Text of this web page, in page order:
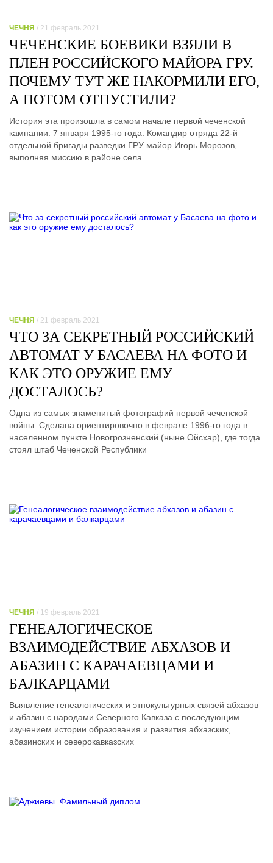
ЧЕЧНЯ / 21 февраль 2021
ЧЕЧЕНСКИЕ БОЕВИКИ ВЗЯЛИ В
ПЛЕН РОССИЙСКОГО МАЙОРА ГРУ.
ПОЧЕМУ ТУТ ЖЕ НАКОРМИЛИ ЕГО,
А ПОТОМ ОТПУСТИЛИ?
История эта произошла в самом начале первой чеченской
кампании. 7 января 1995-го года. Командир отряда 22-й
отдельной бригады разведки ГРУ майор Игорь Морозов,
выполняя миссию в районе села
ЧЕЧНЯ / 21 февраль 2021
ЧТО ЗА СЕКРЕТНЫЙ РОССИЙСКИЙ
АВТОМАТ У БАСАЕВА НА ФОТО И
КАК ЭТО ОРУЖИЕ ЕМУ
ДОСТАЛОСЬ?
Одна из самых знаменитый фотографий первой чеченской
войны. Сделана ориентировочно в феврале 1996-го года в
населенном пункте Новогрозненский (ныне Ойсхар), где тогда
стоял штаб Чеченской Республики
ЧЕЧНЯ / 19 февраль 2021
ГЕНЕАЛОГИЧЕСКОЕ
ВЗАИМОДЕЙСТВИЕ АБХАЗОВ И
АБАЗИН С КАРАЧАЕВЦАМИ И
БАЛКАРЦАМИ
Выявление генеалогических и этнокультурных связей абхазов
и абазин с народами Северного Кавказа с последующим
изучением истории образования и развития абхазских,
абазинских и северокавказских